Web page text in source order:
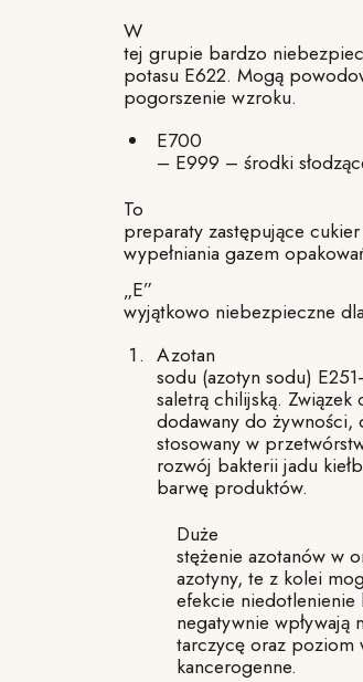
W
tej grupie bardzo
potasu E622. Mogą
pogorszenie wzroku.
E700
– E999 – środki
To
preparaty zastępujące
wypełniania gazem
„E”
wyjątkowo niebezpieczne
Azotan
sodu (azotyn sodu)
saletrą chilijską.
dodawany do żywności,
stosowany w
rozwój bakterii jadu
barwę produktów.
Duże
stężenie azotanów w
azotyny, te z kolei
efekcie
negatywnie wpływają
tarczycę oraz poziom
kancerogenne.